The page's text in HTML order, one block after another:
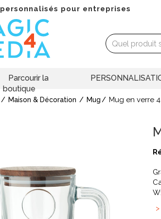
pour entreprises
Parcourir la
boutique
Maison & Décoration Mug Mug en verre